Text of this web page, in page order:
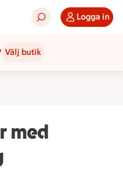
Logga in
Välj butik
med
1 kommentarer